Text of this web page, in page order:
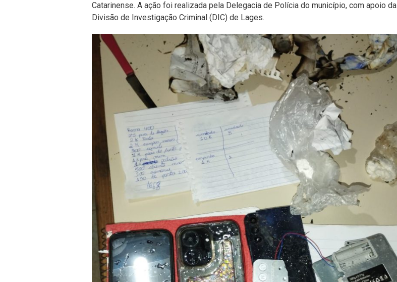
Catarinense. A ação foi realizada pela Delegacia de Polícia do município, com apoio da
Divisão de Investigação Criminal (DIC) de Lages.